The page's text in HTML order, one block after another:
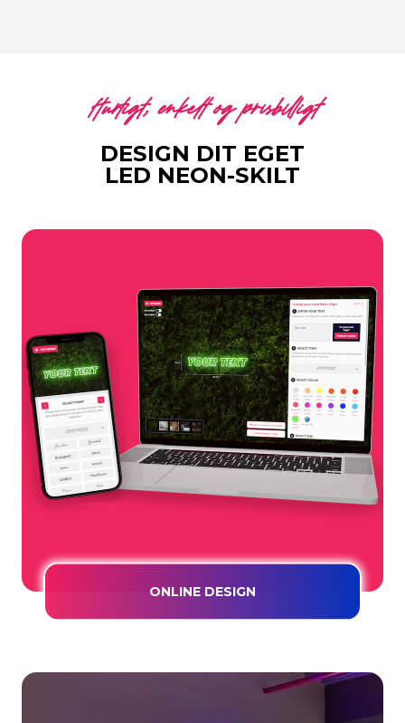
Hurtigt, enkelt og prisbilligt
DESIGN DIT EGET
LED NEON-SKILT
ONLINE DESIGN